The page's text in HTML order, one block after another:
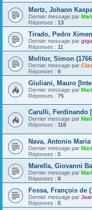
Mertz, Johann
Dernier message par
Réponses : 13
Tirado, Pedro
Dernier message par
Réponses : 11
Molitor, Simon
Dernier message par
Réponses : 6
Giuliani, Mauro
Dernier message par
Réponses : 75
Carulli, Ferdinando
Dernier message par
Réponses : 116
Nava, Antonio Maria
Dernier message par
Réponses : 5
Marella, Giovanni
Dernier message par
Réponses : 8
Fossa, François de
Dernier message par
Réponses : 5